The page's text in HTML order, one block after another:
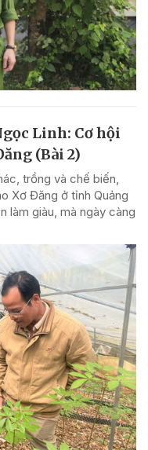
Linh: Cơ hội
(Bài 2)
trồng và chế biến,
Xơ Đăng ở tỉnh Quảng
làm giàu, mà ngày càng